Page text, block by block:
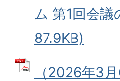
ム 第1回会
87.9KB)
（2026年3